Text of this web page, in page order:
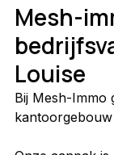
Mesh-
Louise
Bij Mesh-Immo